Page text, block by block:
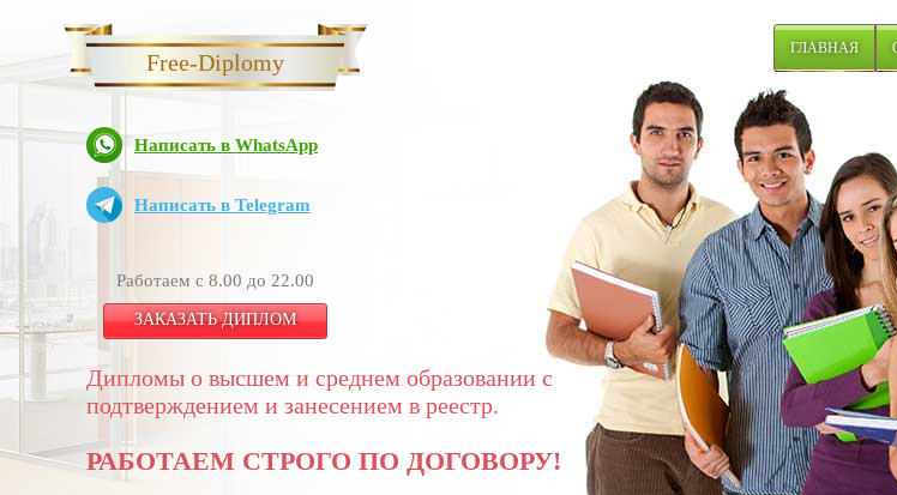
Free-Diplomy
Написать в WhatsApp
Написать в Telegram
Работаем с 8.00 до 22.00
ЗАКАЗАТЬ ДИПЛОМ
Дипломы о высшем и среднем образовании с
подтверждением и занесением в реестр.
РАБОТАЕМ СТРОГО ПО ДОГОВОРУ!
ГЛАВНАЯ